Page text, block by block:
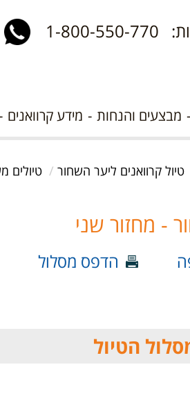
770
מבצעים והנחות מידע קרוואנים
טיול קרוואנים ליער השחור
טיולים
הדפס מסלול
הטיול